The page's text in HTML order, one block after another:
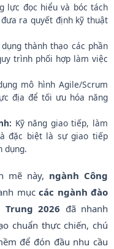
lực đọc hiểu và bóc tách
ra quyết định kỹ thuật
dụng thành thạo các phần
trình phối hợp làm việc
mô hình Agile/Scrum
địa để tối ưu hóa năng
Kỹ năng giao tiếp, làm
đặc biệt là sự giao tiếp
dụng.
mẽ này, ngành Công
mụccác ngành đào
2026 đã nhanh
chuẩn thực chiến, chú
để đón đầu nhu cầu